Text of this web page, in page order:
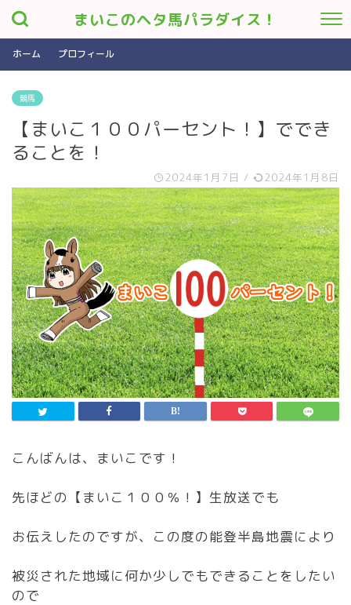
まいこのヘタ馬パラダイス！
ホーム プロフィール
競馬
【まいこ１００パーセント！】ででき
ることを！
2024年1月7日 / 2024年1月8日
こんばんは、まいこです！
先ほどの【まいこ１００％！】生放送でも
お伝えしたのですが、この度の能登半島地震により
被災された地域に何か少しでもできることをしたい
ので